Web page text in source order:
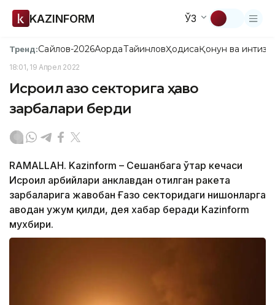
KAZINFORM ЎЗ
Тренд:Сайлов-2026АқордаТайинловҲодисаҚонун ва
18:01, 19 Апрел 2022
Исроил Ғазо секторига ҳаво
зарбалари берди
RAMALLAH. Kazinform – Сешанбага ўтар кечаси
Исроил ҳарбийлари анклавдан отилган ракета
зарбаларига жавобан Ғазо секторидаги нишонларга
ҳаводан ҳужум қилди, дея хабар беради Kazinform
мухбири.